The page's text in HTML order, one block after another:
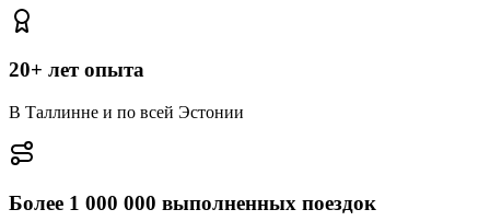
20+ лет опыта
В Таллинне и по всей Эстонии
Более 1 000 000 выполненных поездок